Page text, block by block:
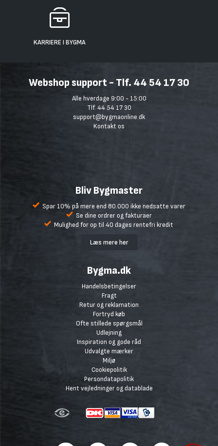
KARRIERE I BYGMA
Webshop support - Tlf. 44 54 17 30
Alle hverdage 9:00 - 15:00
Tlf. 44 54 17 30
support@bygmaonline.dk
Kontakt os
Bliv Bygmaster
Spar 10% på mere end 80.000 ikke nedsatte varer
Se dine ordrer og fakturaer
Mulighed for op til 40 dages rentefri kredit
Læs mere her
Bygma.dk
Handelsbetingelser
Fragt
Retur og reklamation
Fortryd køb
Ofte stillede spørgsmål
Udlejning
Inspiration og gode råd
Udvalgte mærker
Miljø
Cookiepolitik
Persondatapolitik
Hent vejledninger og datablade